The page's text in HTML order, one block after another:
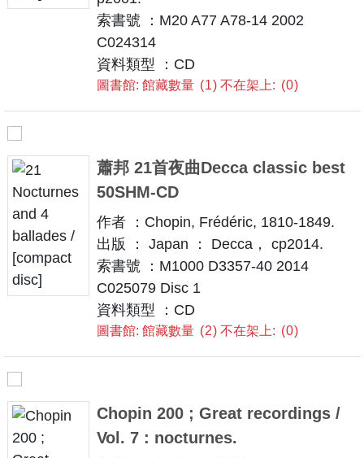
索書號 ：M20 A77 A78-14 2002
C024314
資料類型 ：CD
圖書館: 館藏數量 1 不在架上: 0
蕭邦 21首夜曲Decca classic best
50SHM-CD
作者 ：Chopin, Frédéric, 1810-1849.
出版 ： Japan ： Decca， cp2014.
索書號 ：M1000 D3357-40 2014
C025079 Disc 1
資料類型 ：CD
圖書館: 館藏數量 2 不在架上: 0
Chopin 200 ; Great recordings /
Vol. 7 : nocturnes.